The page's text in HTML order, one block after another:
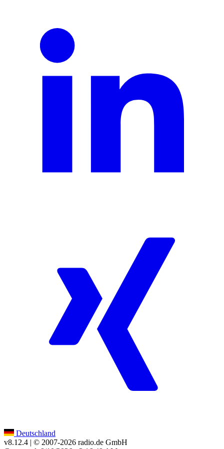
Deutschland
v8.12.4 | © 2007-2026 radio.de GmbH